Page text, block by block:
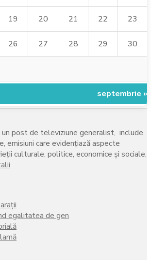
19 20 21 22 23
26 27 28 29 30
septembrie »
post de televiziune generalist, include
emisiuni care evidenţiază aspecte
culturale, politice, economice şi sociale,
egalitatea de gen